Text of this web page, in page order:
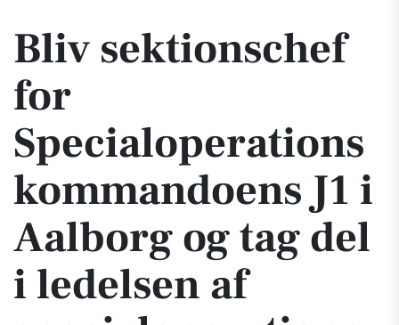
Bliv sektionschef
for
Specialoperations
kommandoens J1 i
Aalborg og tag del
i ledelsen af